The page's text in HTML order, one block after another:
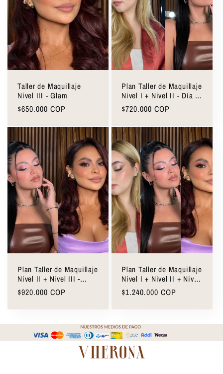
Taller de Maquillaje
Nivel III - Glam
Precio
$650.000 COP
Plan Taller de Maquillaje
Nivel I + Nivel II - Día a
Día + Noche
Precio
$720.000 COP
Plan Taller de Maquillaje
Nivel II + Nivel III -
Noche + Glam
Precio
$920.000 COP
Plan Taller de Maquillaje
Nivel I + Nivel II + Nivel
III - Día a Día + Día &
Noche + Glam
Precio
$1.240.000 COP